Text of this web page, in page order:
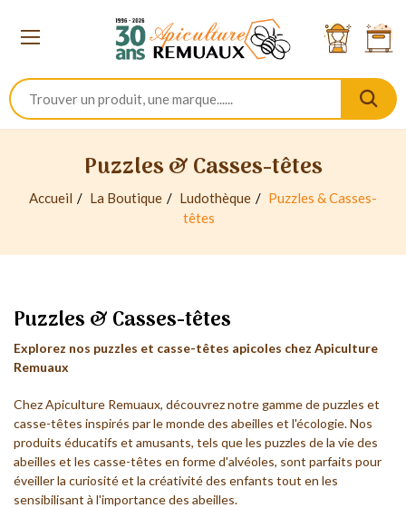
Puzzles & Casses-têtes
Accueil La Boutique Ludothèque
Puzzles & Casses-
têtes
Puzzles & Casses-têtes
Explorez nos puzzles et casse-têtes apicoles chez Apiculture
Remuaux
Chez Apiculture Remuaux, découvrez notre gamme de puzzles et
casse-têtes inspirés par le monde des abeilles et l'écologie. Nos
produits éducatifs et amusants, tels que les puzzles de la vie des
abeilles et les casse-têtes en forme d'alvéoles, sont parfaits pour
éveiller la curiosité et la créativité des enfants tout en les
sensibilisant à l'importance des abeilles.